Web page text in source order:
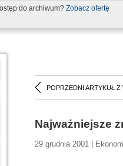
do archiwum? Zobacz ofertę
POPRZEDNI ARTYKUŁ Z
Najważniejsze
29 grudnia 2001 |